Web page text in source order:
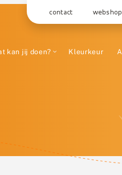
contact webshop
kan jij doen? Kleurkeur